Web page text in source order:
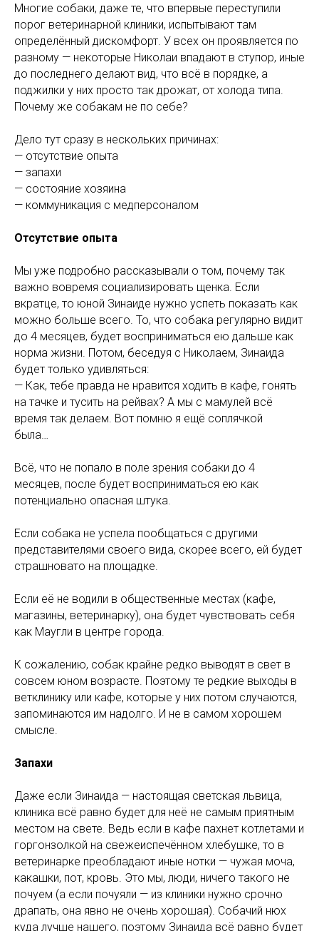
Многие собаки, даже те, что впервые переступили
порог ветеринарной клиники, испытывают там
определённый дискомфорт. У всех он проявляется по
разному — некоторые Николаи впадают в ступор, иные
до последнего делают вид, что всё в порядке, а
поджилки у них просто так дрожат, от холода типа.
Почему же собакам не по себе?
Дело тут сразу в нескольких причинах:
— отсутствие опыта
— запахи
— состояние хозяина
— коммуникация с медперсоналом
Отсутствие опыта
Мы уже подробно рассказывали о том, почему так
важно вовремя социализировать щенка. Если
вкратце, то юной Зинаиде нужно успеть показать как
можно больше всего. То, что собака регулярно видит
до 4 месяцев, будет восприниматься ею дальше как
норма жизни. Потом, беседуя с Николаем, Зинаида
будет только удивляться:
— Как, тебе правда не нравится ходить в кафе, гонять
на тачке и тусить на рейвах? А мы с мамулей всё
время так делаем. Вот помню я ещё соплячкой
была…
Всё, что не попало в поле зрения собаки до 4
месяцев, после будет восприниматься ею как
потенциально опасная штука.
Если собака не успела пообщаться с другими
представителями своего вида, скорее всего, ей будет
страшновато на площадке.
Если её не водили в общественные местах (кафе,
магазины, ветеринарку), она будет чувствовать себя
как Маугли в центре города.
К сожалению, собак крайне редко выводят в свет в
совсем юном возрасте. Поэтому те редкие выходы в
ветклинику или кафе, которые у них потом случаются,
запоминаются им надолго. И не в самом хорошем
смысле.
Запахи
Даже если Зинаида — настоящая светская львица,
клиника всё равно будет для неё не самым приятным
местом на свете. Ведь если в кафе пахнет котлетами и
горгонзолкой на свежеиспечённом хлебушке, то в
ветеринарке преобладают иные нотки — чужая моча,
какашки, пот, кровь. Это мы, люди, ничего такого не
почуем (а если почуяли — из клиники нужно срочно
драпать, она явно не очень хорошая). Собачий нюх
куда лучше нашего, поэтому Зинаида всё равно будет